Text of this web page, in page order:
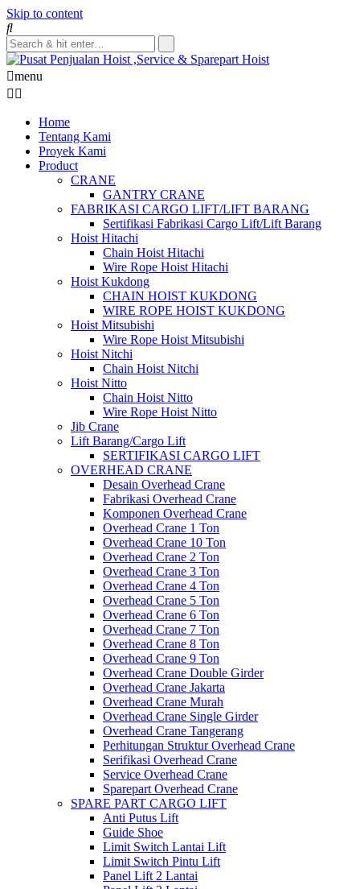
Skip to content
menu
Home
Tentang Kami
Proyek Kami
Product
CRANE
GANTRY CRANE
FABRIKASI CARGO LIFT/LIFT BARANG
Sertifikasi Fabrikasi Cargo Lift/Lift Barang
Hoist Hitachi
Chain Hoist Hitachi
Wire Rope Hoist Hitachi
Hoist Kukdong
CHAIN HOIST KUKDONG
WIRE ROPE HOIST KUKDONG
Hoist Mitsubishi
Wire Rope Hoist Mitsubishi
Hoist Nitchi
Chain Hoist Nitchi
Hoist Nitto
Chain Hoist Nitto
Wire Rope Hoist Nitto
Jib Crane
Lift Barang/Cargo Lift
SERTIFIKASI CARGO LIFT
OVERHEAD CRANE
Desain Overhead Crane
Fabrikasi Overhead Crane
Komponen Overhead Crane
Overhead Crane 1 Ton
Overhead Crane 10 Ton
Overhead Crane 2 Ton
Overhead Crane 3 Ton
Overhead Crane 4 Ton
Overhead Crane 5 Ton
Overhead Crane 6 Ton
Overhead Crane 7 Ton
Overhead Crane 8 Ton
Overhead Crane 9 Ton
Overhead Crane Double Girder
Overhead Crane Jakarta
Overhead Crane Murah
Overhead Crane Single Girder
Overhead Crane Tangerang
Perhitungan Struktur Overhead Crane
Serifikasi Overhead Crane
Service Overhead Crane
Sparepart Overhead Crane
SPARE PART CARGO LIFT
Anti Putus Lift
Guide Shoe
Limit Switch Lantai Lift
Limit Switch Pintu Lift
Panel Lift 2 Lantai